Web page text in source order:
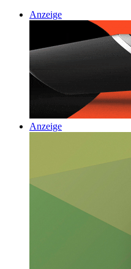
Anzeige
Anzeige